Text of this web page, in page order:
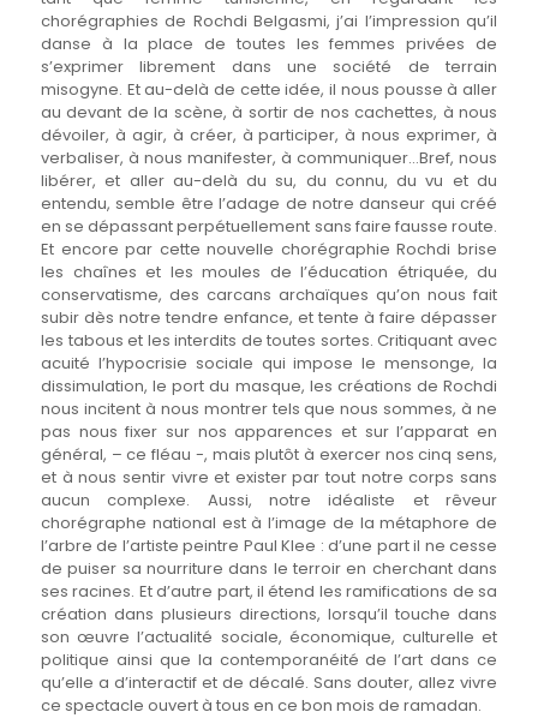
chorégraphies de Rochdi Belgasmi, j’ai l’impression qu’il
danse à la place de toutes les femmes privées de
s’exprimer librement dans une société de terrain
misogyne. Et au-delà de cette idée, il nous pousse à aller
au devant de la scène, à sortir de nos cachettes, à nous
dévoiler, à agir, à créer, à participer, à nous exprimer, à
verbaliser, à nous manifester, à communiquer…Bref, nous
libérer, et aller au-delà du su, du connu, du vu et du
entendu, semble être l’adage de notre danseur qui créé
en se dépassant perpétuellement sans faire fausse route.
Et encore par cette nouvelle chorégraphie Rochdi brise
les chaînes et les moules de l’éducation étriquée, du
conservatisme, des carcans archaïques qu’on nous fait
subir dès notre tendre enfance, et tente à faire dépasser
les tabous et les interdits de toutes sortes. Critiquant avec
acuité l’hypocrisie sociale qui impose le mensonge, la
dissimulation, le port du masque, les créations de Rochdi
nous incitent à nous montrer tels que nous sommes, à ne
pas nous fixer sur nos apparences et sur l’apparat en
général, – ce fléau -, mais plutôt à exercer nos cinq sens,
et à nous sentir vivre et exister par tout notre corps sans
aucun complexe. Aussi, notre idéaliste et rêveur
chorégraphe national est à l’image de la métaphore de
l’arbre de l’artiste peintre Paul Klee : d’une part il ne cesse
de puiser sa nourriture dans le terroir en cherchant dans
ses racines. Et d’autre part, il étend les ramifications de sa
création dans plusieurs directions, lorsqu’il touche dans
son œuvre l’actualité sociale, économique, culturelle et
politique ainsi que la contemporanéité de l’art dans ce
qu’elle a d’interactif et de décalé. Sans douter, allez vivre
ce spectacle ouvert à tous en ce bon mois de ramadan.